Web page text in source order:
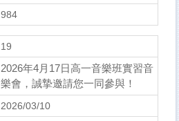
984
19
2026年4月17日高一音樂班實習音
樂會，誠摯邀請您一同參與！
2026/03/10